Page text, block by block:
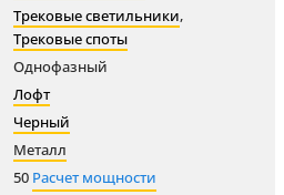
Трековые светильники,
Трековые споты
Однофазный
Лофт
Черный
Металл
50 Расчет мощности